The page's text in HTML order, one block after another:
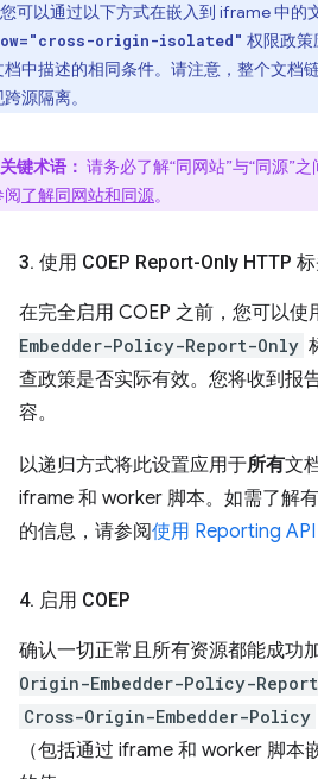
您可以通过以下方式在嵌入到 iframe 中的
origin-isolated" 权限政策
档中描述的相同条件。请注意，整个文档
源隔离。
关键术语： 请务必了解“同网站”与“同源”
阅了解同网站和同源。
3. 使用 COEP Report-Only HTTP
在完全启用 COEP 之前，您可以使
Embedder-Policy-Report-Only
查政策是否实际有效。您将收到报
容。
以递归方式将此设置应用于所有文
iframe 和 worker 脚本。如需了解
的信息，请参阅使用 Reporting
4. 启用 COEP
确认一切正常且所有资源都能成功
Origin-Embedder-Policy-
Cross-Origin-Embedder-Policy
（包括通过 iframe 和 worker 脚本